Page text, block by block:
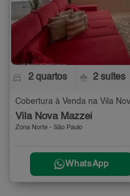
2 quartos 2 suítes
Cobertura à Venda na Vila
Vila Nova Mazzei
Zona Norte - São Paulo
WhatsApp